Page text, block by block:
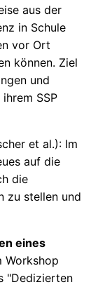
aus der
in Schule
vor Ort
können. Ziel
und
SSP
et al.): Im
auf die
die
zu stellen und
eines
Workshop
"Dedizierten